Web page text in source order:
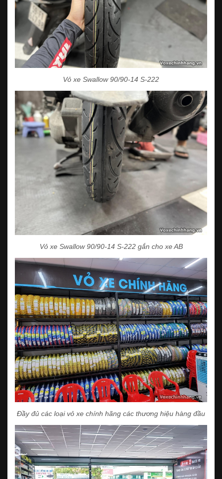
Vỏ xe Swallow 90/90-14 S-222
Vỏ xe Swallow 90/90-14 S-222 gắn cho xe AB
Đầy đủ các loại vỏ xe chính hãng các thương hiệu hàng đầu